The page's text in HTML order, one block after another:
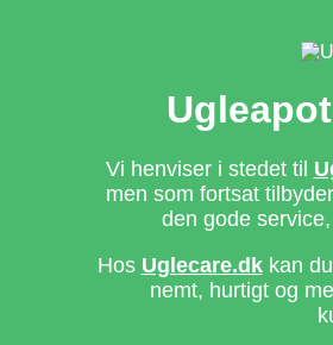
Vi henviser i stedet til
men som fortsat
den gode
Hos Uglecare.dkkan du
nemt, hurtigt og